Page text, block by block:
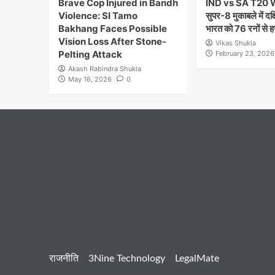
Brave Cop Injured in Bandh
Violence: SI Tamo
Bakhang Faces Possible
Vision Loss After Stone-
Pelting Attack
Akash Rabindra Shukla
May 16, 2026
0
IND vs SA T20
सुपर-8 मुकाबले में
भारत को 76 रनों से
Vikas Shukla
February 23, 2026
राजनीति 3Nine Technology LegalMate